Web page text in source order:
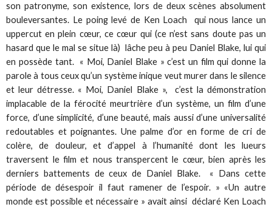
son patronyme, son existence, lors de deux scènes absolument
bouleversantes. Le poing levé de Ken Loach qui nous lance un
uppercut en plein cœur, ce cœur qui (ce n’est sans doute pas un
hasard que le mal se situe là) lâche peu à peu Daniel Blake, lui qui
en possède tant. « Moi, Daniel Blake » c’est un film qui donne la
parole à tous ceux qu’un système inique veut murer dans le silence
et leur détresse. « Moi, Daniel Blake », c’est la démonstration
implacable de la férocité meurtrière d’un système, un film d’une
force, d’une simplicité, d’une beauté, mais aussi d’une universalité
redoutables et poignantes. Une palme d’or en forme de cri de
colère, de douleur, et d’appel à l’humanité dont les lueurs
traversent le film et nous transpercent le cœur, bien après les
derniers battements de ceux de Daniel Blake. « Dans cette
période de désespoir il faut ramener de l’espoir. » «Un autre
monde est possible et nécessaire » avait ainsi déclaré Ken Loach